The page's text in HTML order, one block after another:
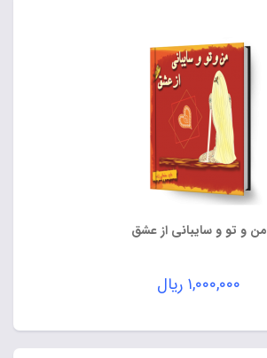
من و تو و سایبانی از عشق
۱,۰۰۰,۰۰۰ ریال